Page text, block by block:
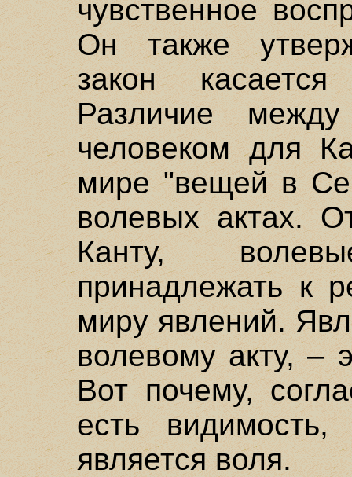
чувственное
Он также
закон
Различие
человеком для
мире "вещей в
волевых актах.
Канту,
принадлежать к
миру явлений.
волевому акту, –
Вот почему,
есть видимость,
является воля.